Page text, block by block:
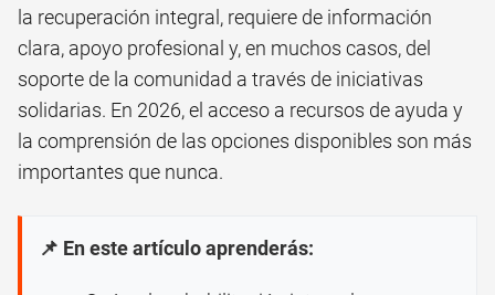
la recuperación integral, requiere de información
clara, apoyo profesional y, en muchos casos, del
soporte de la comunidad a través de iniciativas
solidarias. En 2026, el acceso a recursos de ayuda y
la comprensión de las opciones disponibles son más
importantes que nunca.
📌 En este artículo aprenderás: